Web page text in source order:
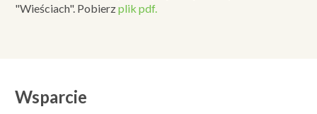
"Wieściach". Pobierzplik pdf.
Wsparcie